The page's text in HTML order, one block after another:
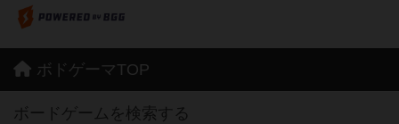
ボドゲーマTOP
ボードゲームを検索する